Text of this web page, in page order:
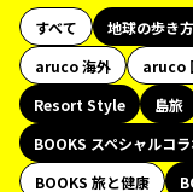
すべて 地球の歩き
aruco 海外
aruco
Resort Style
島旅
BOOKS スペシャルコ
BOOKS 旅と健康